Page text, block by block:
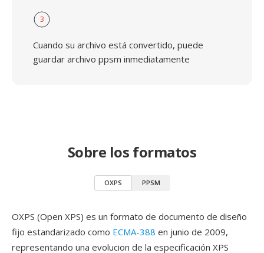
3
Cuando su archivo está convertido, puede
guardar archivo ppsm inmediatamente
Sobre los formatos
OXPS PPSM
OXPS (Open XPS) es un formato de documento de diseño
fijo estandarizado como ECMA-388 en junio de 2009,
representando una evolucion de la especificación XPS